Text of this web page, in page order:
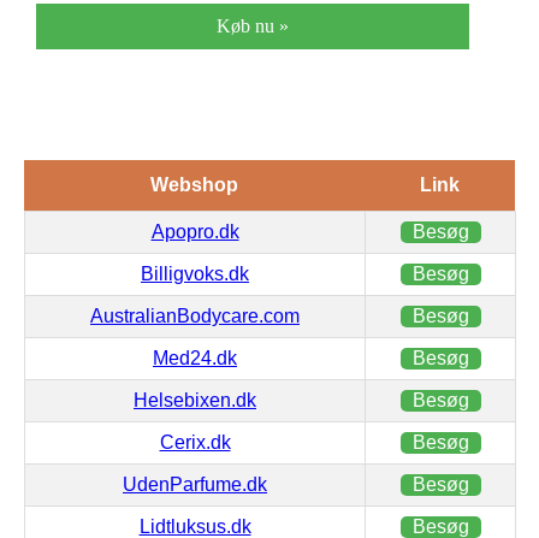
Køb nu »
Webshop Link
Apopro.dk Besøg
Billigvoks.dk Besøg
AustralianBodycare.com Besøg
Med24.dk Besøg
Helsebixen.dk Besøg
Cerix.dk Besøg
UdenParfume.dk Besøg
Lidtluksus.dk Besøg